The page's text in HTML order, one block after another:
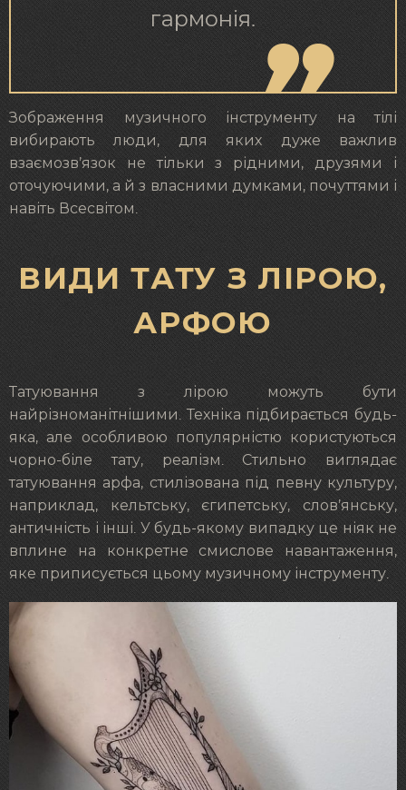
гармонія.
Зображення музичного інструменту на тілі
вибирають люди, для яких дуже важлив
взаємозв’язок не тільки з рідними, друзями і
оточуючими, а й з власними думками, почуттями і
навіть Всесвітом.
ВИДИ ТАТУ З ЛІРОЮ,
АРФОЮ
Татуювання з лірою можуть бути
найрізноманітнішими. Техніка підбирається будь-
яка, але особливою популярністю користуються
чорно-біле тату, реалізм. Стильно виглядає
татуювання арфа, стилізована під певну культуру,
наприклад, кельтську, єгипетську, слов’янську,
античність і інші. У будь-якому випадку це ніяк не
вплине на конкретне смислове навантаження,
яке приписується цьому музичному інструменту.